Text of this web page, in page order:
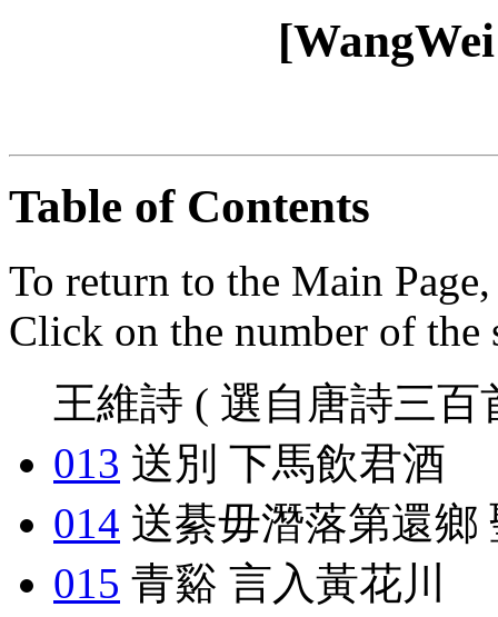
Table of Contents
To return to the Main
Click on the number of the
王維詩 ( 選自唐詩三百
013 送別 下馬飲君酒
014 送綦毋潛落第還鄉
015 青谿 言入黃花川